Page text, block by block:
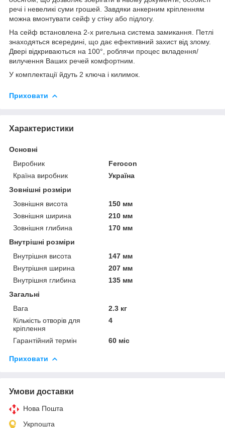
речі і невеликі суми грошей. Завдяки анкерним кріпленням
можна вмонтувати сейф у стіну або підлогу.
На сейф встановлена 2-х ригельна система замикання. Петлі
знаходяться всередині, що дає ефективний захист від злому.
Двері відкриваються на 100°, роблячи процес вкладення/
вилучення Ваших речей комфортним.
У комплектації йдуть 2 ключа і килимок.
Приховати
Характеристики
Основні
Виробник
Ferocon
Країна виробник
Україна
Зовнішні розміри
Зовнішня висота
150 мм
Зовнішня ширина
210 мм
Зовнішня глибина
170 мм
Внутрішні розміри
Внутрішня висота
147 мм
Внутрішня ширина
207 мм
Внутрішня глибина
135 мм
Загальні
Вага
2.3 кг
Кількість отворів для
кріплення
4
Гарантійний термін 60 міс
Приховати
Умови доставки
Нова Пошта
Укрпошта